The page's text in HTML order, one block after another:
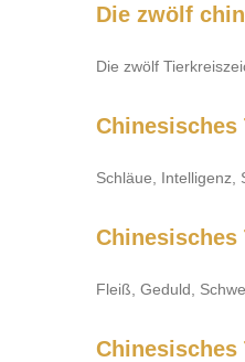
Die zwölf
Die zwölf
Chinesisches
Schläue, Intelligenz,
Chinesisches
Fleiß, Geduld,
Chinesisches